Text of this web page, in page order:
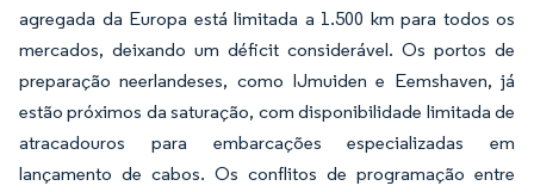
agregada da Europa está limitada a 1.500 km para todos os
mercados, deixando um déficit considerável. Os portos de
preparação neerlandeses, como IJmuiden e Eemshaven, já
estão próximos da saturação, com disponibilidade limitada de
atracadouros para embarcações especializadas em
lançamento de cabos. Os conflitos de programação entre